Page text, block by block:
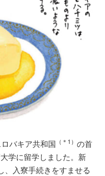
バキア共和国 （＊1） の首
学に留学しました。新
、入寮手続きをすませる